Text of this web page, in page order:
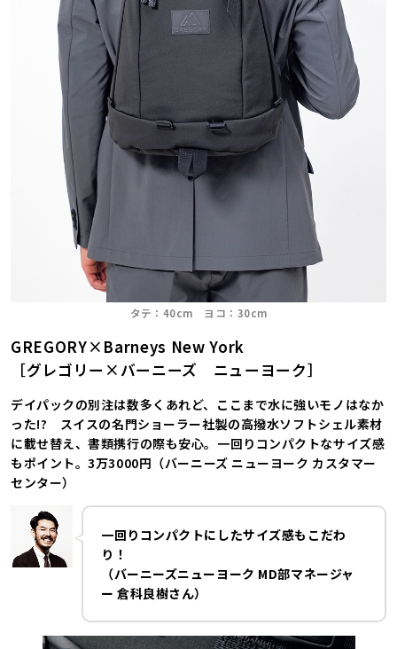
タテ：40cm ヨコ：30cm
GREGORY×Barneys New York
［グレゴリー×バーニーズ ニューヨーク］
デイパックの別注は数多くあれど、ここまで水に強いモノはなか
った!? スイスの名門ショーラー社製の高撥水ソフトシェル素材
に載せ替え、書類携行の際も安心。一回りコンパクトなサイズ感
もポイント。3万3000円（バーニーズ ニューヨーク カスタマー
センター）
一回りコンパクトにしたサイズ感もこだわ
り！
（バーニーズニューヨーク MD部マネージャ
ー 倉科良樹さん）